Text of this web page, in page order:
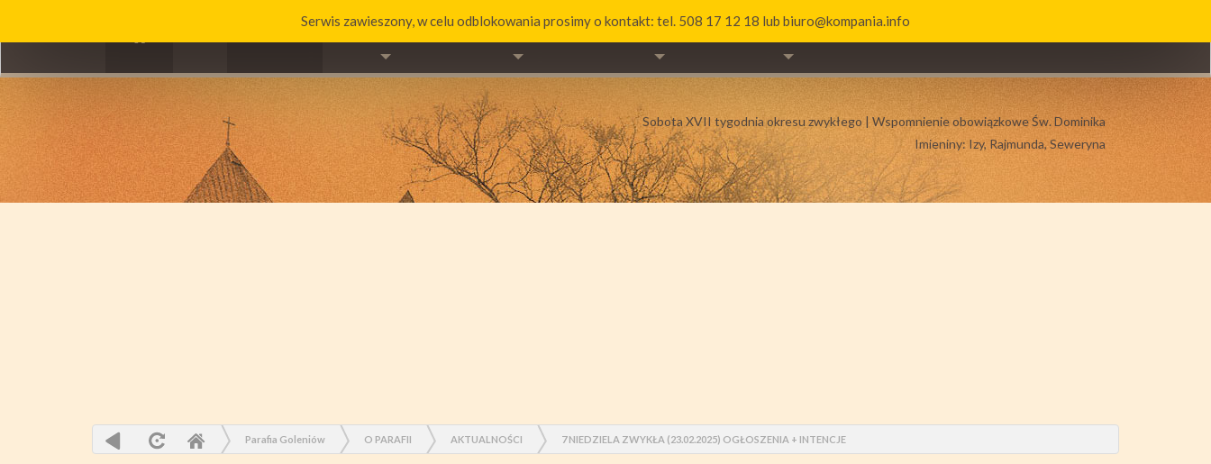
Sobota XVII tygodnia okresu zwykłego | Wspomnienie obowiązkowe Św. Dominika
Imieniny: Izy, Rajmunda, Seweryna
Parafia Goleniów O PARAFII AKTUALNOŚCI 7 NIEDZIELA ZWYKŁA (23.02.2025) OGŁOSZENIA + INTENCJE
Serwis zawieszony, w celu odblokowania prosimy o kontakt: tel. 508 17 12 18 lub biuro@kompania.info